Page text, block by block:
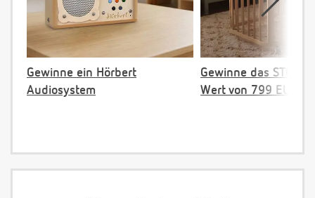
Gewinne ein Hörbert
Audiosystem
Gewinne das
Wert von 799 EUR